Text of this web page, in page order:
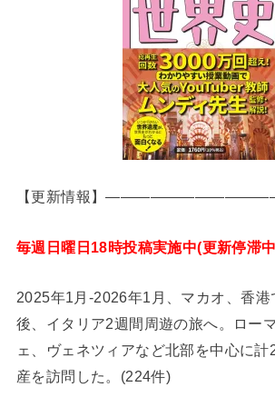
【更新情報】
毎週日曜日18時投稿実施中(更新停滞
2025年1月-2026年1月、マカオ、香
後、イタリア2週間周遊の旅へ。ロー
ェ、ヴェネツィアなど北部を中心に計
産を訪問した。(224件)